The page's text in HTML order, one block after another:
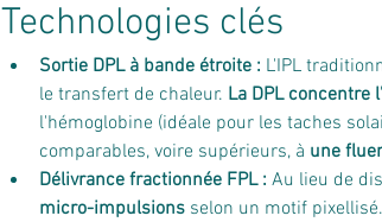
Technologies clés
Sortie DPL à bande étroite : L'IPL
le transfert de chaleur. La DPL concentre
l'hémoglobine (idéale pour les taches
comparables, voire supérieurs, à une
Délivrance fractionnée FPL : Au lieu de
micro-impulsions selon un motif